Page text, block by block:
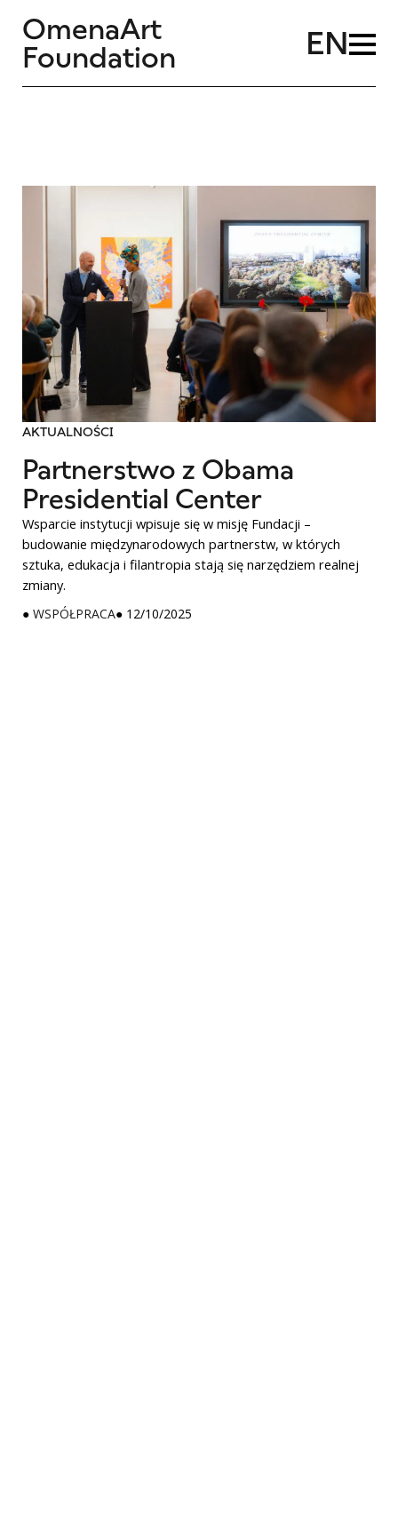
OmenaArt
Foundation
EN
AKTUALNOŚCI
Partnerstwo z Obama
Presidential Center
Wsparcie instytucji wpisuje się w misję Fundacji –
budowanie międzynarodowych partnerstw, w których
sztuka, edukacja i filantropia stają się narzędziem realnej
zmiany.
● WSPÓŁPRACA● 12/10/2025